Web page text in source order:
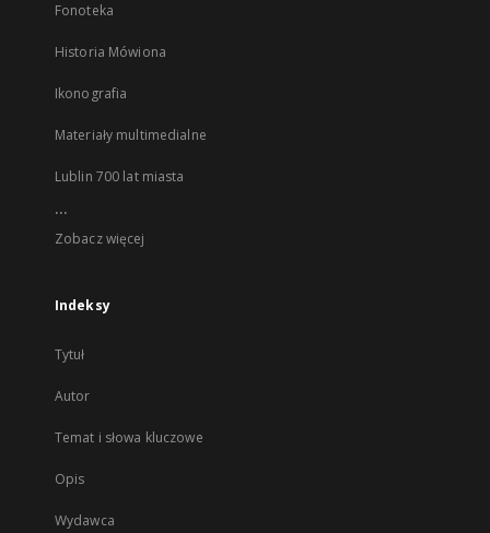
Fonoteka
Historia Mówiona
Ikonografia
Materiały multimedialne
Lublin 700 lat miasta
...
Zobacz więcej
Indeksy
Tytuł
Autor
Temat i słowa kluczowe
Opis
Wydawca